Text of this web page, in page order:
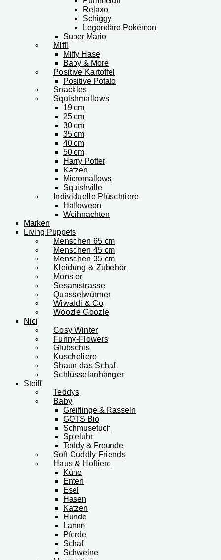
Relaxo
Schiggy
Legendäre Pokémon
Super Mario
Miffi
Miffy Hase
Baby & More
Positive Kartoffel
Positive Potato
Snackles
Squishmallows
19 cm
25 cm
30 cm
35 cm
40 cm
50 cm
Harry Potter
Katzen
Micromallows
Squishville
Individuelle Plüschtiere
Halloween
Weihnachten
Marken
Living Puppets
Menschen 65 cm
Menschen 45 cm
Menschen 35 cm
Kleidung & Zubehör
Monster
Sesamstrasse
Quasselwürmer
Wiwaldi & Co
Woozle Goozle
Nici
Cosy Winter
Funny-Flowers
Glubschis
Kuscheliere
Shaun das Schaf
Schlüsselanhänger
Steiff
Teddys
Baby
Greiflinge & Rasseln
GOTS Bio
Schmusetuch
Spieluhr
Teddy & Freunde
Soft Cuddly Friends
Haus & Hoftiere
Kühe
Enten
Esel
Hasen
Katzen
Hunde
Lamm
Pferde
Schaf
Schweine